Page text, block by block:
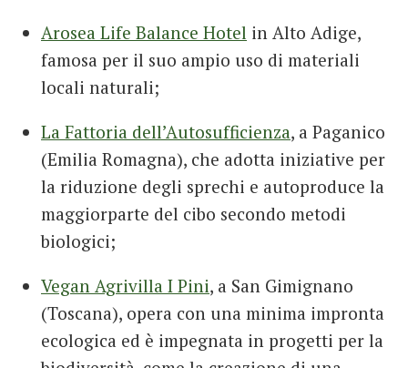
Arosea Life Balance Hotel in Alto Adige,
famosa per il suo ampio uso di materiali
locali naturali;
La Fattoria dell’Autosufficienza, a Paganico
(Emilia Romagna), che adotta iniziative per
la riduzione degli sprechi e autoproduce la
maggiorparte del cibo secondo metodi
biologici;
Vegan Agrivilla I Pini, a San Gimignano
(Toscana), opera con una minima impronta
ecologica ed è impegnata in progetti per la